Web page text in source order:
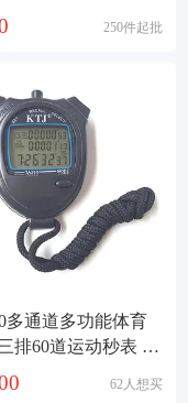
套
250件起批
多通道多功能体育
排60道运动秒表 裁
秒表
62人想买